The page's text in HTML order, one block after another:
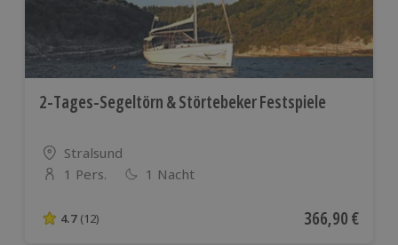
2-Tages-Segeltörn & Störtebeker Festspiele
Standort
Stralsund
Anzahl der Teilnehmer
1 Pers. 1 Nacht
4.7 von 5 Sternen basierend auf 12 Bewertungen
4.7 (12) Aktueller Preis
366,90 €